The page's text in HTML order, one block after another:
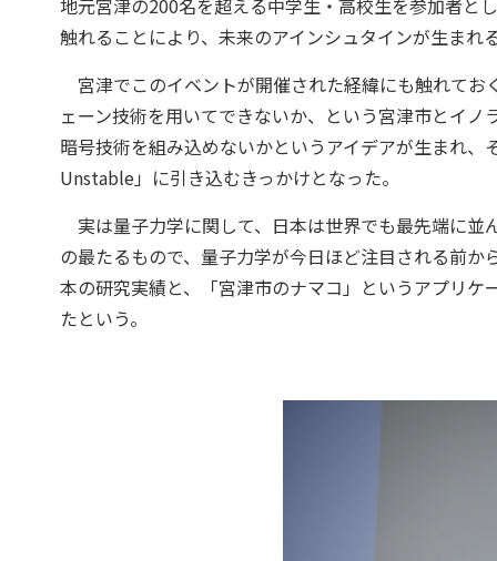
触れることにより、未来のアインシュタインが生まれ
宮津でこのイベントが開催された経緯にも触れて
ェーン技術を用いてできないか、という宮津市とイ
暗号技術を組み込めないかというアイデアが生まれ
Unstable」に引き込むきっかけとなった。
実は量子力学に関して、日本は世界でも最先端に並
の最たるもので、量子力学が今日ほど注目される前
本の研究実績と、「宮津市のナマコ」というアプリ
たという。